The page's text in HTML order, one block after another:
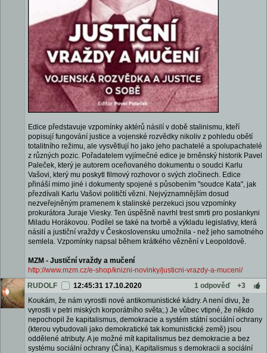
Edice představuje vzpomínky aktérů násilí v době stalinismu, kteří
popisují fungování justice a vojenské rozvědky nikoliv z pohledu obětí
totalitního režimu, ale vysvětlují ho jako jeho pachatelé a spolupachatelé
z různých pozic. Pořadatelem vyjímečné edice je brněnský historik Pavel
Paleček, který je autorem oceňovaného dokumentu o soudci Karlu
Vašovi, který mu poskytl filmový rozhovor o svých zločinech. Edice
přináší mimo jiné i dokumenty spojené s působením "soudce Kata", jak
přezdívali Karlu Vašovi političtí vězni. Nejvýznamnějším dosud
nezveřejněným pramenem k stalinské perzekuci jsou vzpomínky
prokurátora Juraje Viesky. Ten úspěšně navrhl trest smrti pro poslankyni
Miladu Horákovou. Podílel se také na tvorbě a výkladu legislativy, která
násilí a justiční vraždy v Československu umožnila - než jeho samotného
semlela. Vzpomínky napsal během krátkého věznění v Leopoldově.
MZM - Justiční vraždy a mučení
http://www.mzm.cz/e-shop/knizni-novinky/justicni-vrazdy-a-muceni/
RUDOLF
12:45:31 17.10.2020 1 odpověď
+3
Koukám, že nám vyrostli nové antikomunistické kádry. A není divu, že
vyrostli v petri miských korporátního světa;.) Je vůbec vtipné, že někdo
nepochopil že kapitalismus, demokracie a systém státní sociální ochrany
(kterou vybudovali jako demokratické tak komunistické země) jsou
oddělené atributy. A je možné mít kapitalismus bez demokracie a bez
systému sociální ochrany (Čína), Kapitalismus s demokracii a sociální